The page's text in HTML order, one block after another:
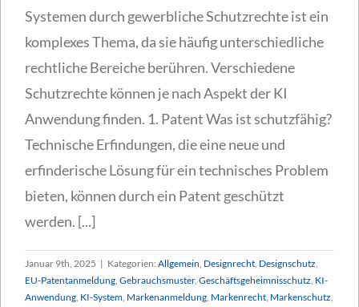
Systemen durch gewerbliche Schutzrechte ist ein
komplexes Thema, da sie häufig unterschiedliche
rechtliche Bereiche berühren. Verschiedene
Schutzrechte können je nach Aspekt der KI
Anwendung finden. 1. Patent Was ist schutzfähig?
Technische Erfindungen, die eine neue und
erfinderische Lösung für ein technisches Problem
bieten, können durch ein Patent geschützt
werden. [...]
Januar 9th, 2025 | Kategorien: Allgemein Designrecht Designschutz
EU-Patentanmeldung Gebrauchsmuster, Geschäftsgeheimnisschutz KI-
Anwendung KI-System Markenanmeldung Markenrecht Markenschutz